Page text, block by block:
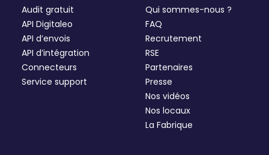
Audit gratuit
API Digitaleo
API d’envois
API d’intégration
Connecteurs
Service support
Qui sommes-nous ?
FAQ
Recrutement
RSE
Partenaires
Presse
Nos vidéos
Nos locaux
La Fabrique